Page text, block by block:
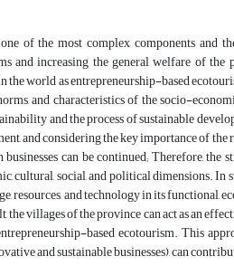
of the most complex components and
and increasing the general welfare of
world as entrepreneurship-based
and characteristics of the socio-
and the process of sustainable
and considering the key importance of
can be continued; Therefore,
cultural, social, and political dimensions. In
resources, and technology in its
the villages of the province can act as an
based ecotourism. This
and sustainable businesses), can